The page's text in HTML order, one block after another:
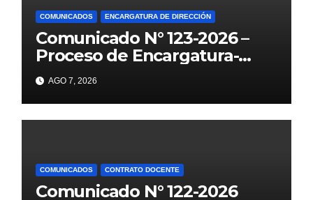
COMUNICADOS ENCARGATURA DE DIRECCIÓN
Comunicado N° 123-2026 –
Proceso de Encargatura-
2026
AGO 7, 2026
COMUNICADOS CONTRATO DOCENTE
Comunicado N° 122-2026